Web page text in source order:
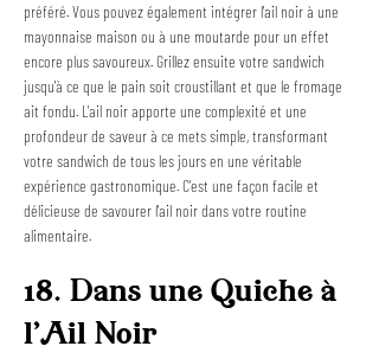
préféré. Vous pouvez également intégrer l'ail noir à une
mayonnaise maison ou à une moutarde pour un effet
encore plus savoureux. Grillez ensuite votre sandwich
jusqu'à ce que le pain soit croustillant et que le fromage
ait fondu. L'ail noir apporte une complexité et une
profondeur de saveur à ce mets simple, transformant
votre sandwich de tous les jours en une véritable
expérience gastronomique. C'est une façon facile et
délicieuse de savourer l'ail noir dans votre routine
alimentaire.
18. Dans une Quiche à
l'Ail Noir